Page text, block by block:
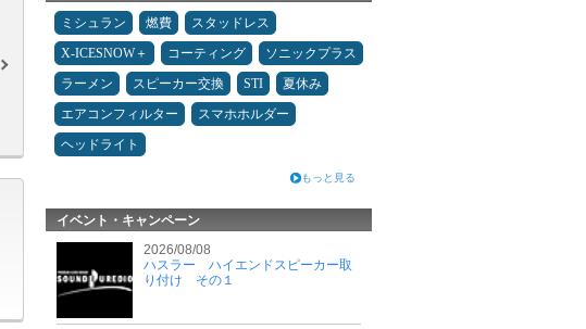
ミシュラン 燃費
スタッドレス
X-ICESNOW＋
コーティング
ソニックプラス
ラーメン
スピーカー交換 STI
夏休み
エアコンフィルター
スマホホルダー
ヘッドライト
もっと見る
イベント・キャンペーン
2026/08/08
ハスラー ハイエンドスピーカー取
り付け その１